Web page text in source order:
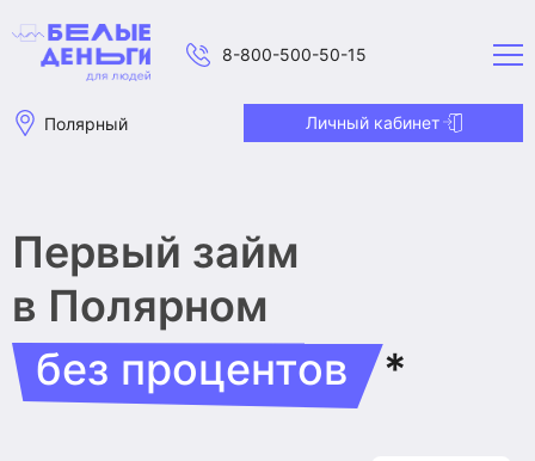
8-800-500-50-15
Полярный Личный кабинет
Первый займ
в Полярном
без процентов
*